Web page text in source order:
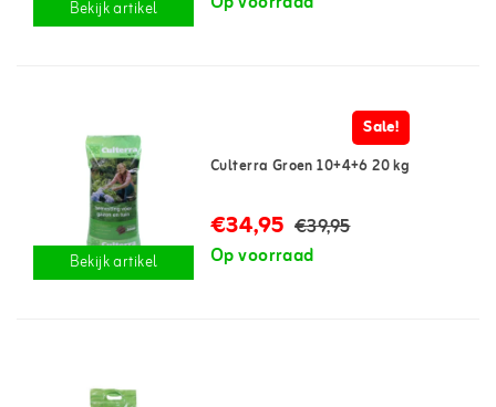
Bekijk artikel
Bekijk artikel
Sale!
Culterra Groen 10+4+6 20 kg
€34,95 €39,95
Op voorraad